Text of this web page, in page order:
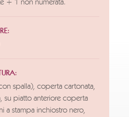
+ 1 non numerata.
spalla), coperta cartonata,
su piatto anteriore coperta
a stampa inchiostro nero,